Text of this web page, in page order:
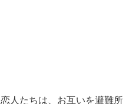
恋人たちは、お互いを避難所